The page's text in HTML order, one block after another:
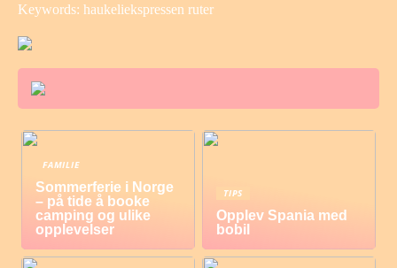
Keywords: haukeliekspressen ruter
FAMILIE
Sommerferie i Norge
– på tide å booke
camping og ulike
opplevelser
TIPS
Opplev Spania med
bobil